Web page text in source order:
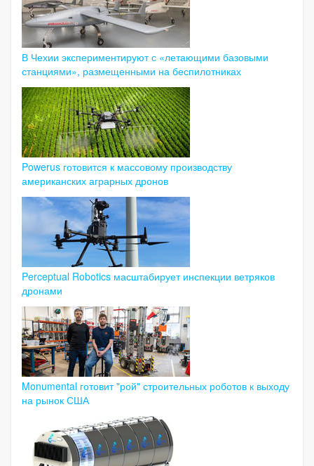
В Чехии экспериментируют с «летающими базовыми
станциями», размещенными на беспилотниках
Powerus готовится к массовому производству
американских аграрных дронов
Perceptual Robotics масштабирует инспекции ветряков
дронами
Monumental готовит "рой" строительных роботов к выходу
на рынок США